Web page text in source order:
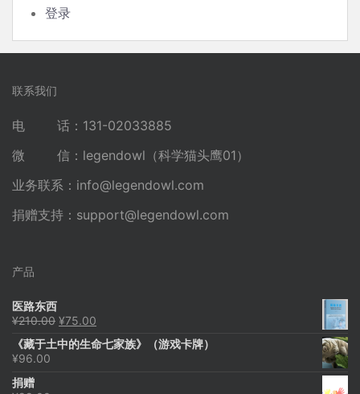
登录
联系我们
电 话：131-02033885
微 信：legendowl（科学猫头鹰01）
业务联系： info@legendowl.com
捐赠支持： support@legendowl.com
产品
医路东西
¥210.00 原
为：
¥75.00
价
《藏于土中的生命七家族》（游戏卡牌）
¥96.00
捐赠